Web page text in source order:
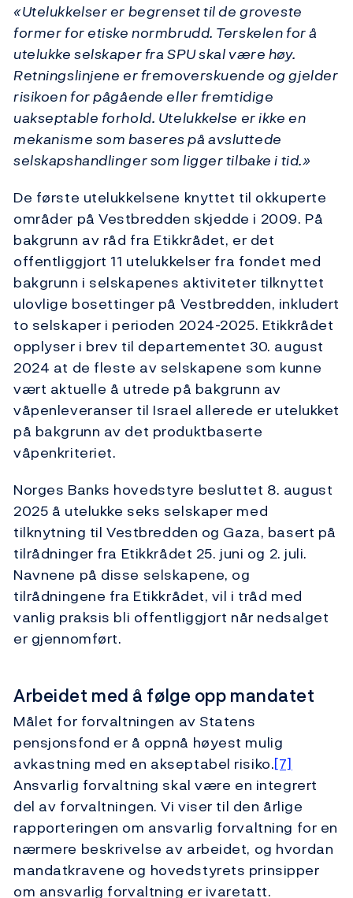
«Utelukkelser er begrenset til de groveste
former for etiske normbrudd. Terskelen for å
utelukke selskaper fra SPU skal være høy.
Retningslinjene er fremoverskuende og gjelder
risikoen for pågående eller fremtidige
uakseptable forhold. Utelukkelse er ikke en
mekanisme som baseres på avsluttede
selskapshandlinger som ligger tilbake i tid.»
De første utelukkelsene knyttet til okkuperte
områder på Vestbredden skjedde i 2009. På
bakgrunn av råd fra Etikkrådet, er det
offentliggjort 11 utelukkelser fra fondet med
bakgrunn i selskapenes aktiviteter tilknyttet
ulovlige bosettinger på Vestbredden, inkludert
to selskaper i perioden 2024-2025. Etikkrådet
opplyser i brev til departementet 30. august
2024 at de fleste av selskapene som kunne
vært aktuelle å utrede på bakgrunn av
våpenleveranser til Israel allerede er utelukket
på bakgrunn av det produktbaserte
våpenkriteriet.
Norges Banks hovedstyre besluttet 8. august
2025 å utelukke seks selskaper med
tilknytning til Vestbredden og Gaza, basert på
tilrådninger fra Etikkrådet 25. juni og 2. juli.
Navnene på disse selskapene, og
tilrådningene fra Etikkrådet, vil i tråd med
vanlig praksis bli offentliggjort når nedsalget
er gjennomført.
Arbeidet med å følge opp mandatet
Målet for forvaltningen av Statens
pensjonsfond er å oppnå høyest mulig
avkastning med en akseptabel risiko.[7]
Ansvarlig forvaltning skal være en integrert
del av forvaltningen. Vi viser til den årlige
rapporteringen om ansvarlig forvaltning for en
nærmere beskrivelse av arbeidet, og hvordan
mandatkravene og hovedstyrets prinsipper
om ansvarlig forvaltning er ivaretatt.